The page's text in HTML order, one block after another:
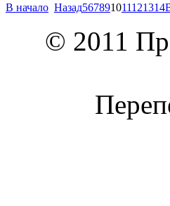
В начало Назад567891011121314
© 2011